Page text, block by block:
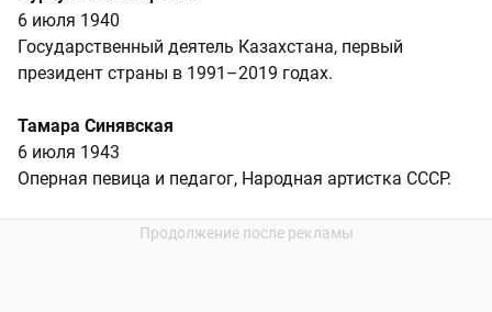
6 июля 1940
Государственный деятель Казахстана, первый
президент страны в 1991–2019 годах.
Тамара Синявская
6 июля 1943
Оперная певица и педагог, Народная артистка СССР.